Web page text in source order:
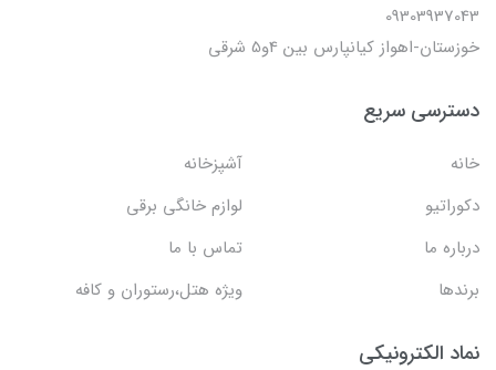
09303937043
خوزستان-اهواز کیانپارس بین 4و5 شرقی
دسترسی سریع
خانه
آشپزخانه
دکوراتیو
لوازم خانگی برقی
درباره ما
تماس با ما
برندها
ویژه هتل،رستوران و کافه
نماد الکترونیکی